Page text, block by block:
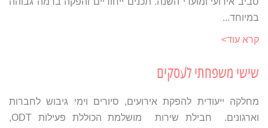
במיוחד...
קרא עוד>
שישי משפחתי לעסקים
מחלקה ייעודית להפקת אירועים, סיורים וימי גיבוש לחברות
וארגונים. חבילת שירות מושלמת הכוללת פעילות ODT,